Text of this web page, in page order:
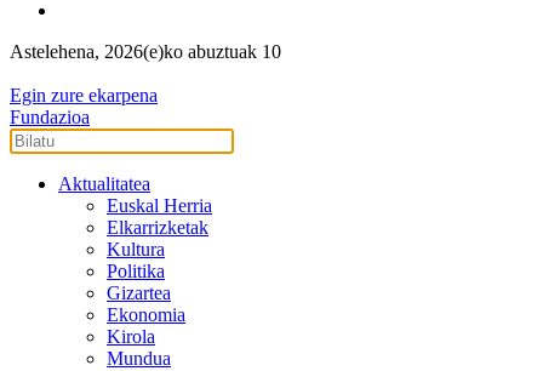
Astelehena, 2026(e)ko abuztuak 10
Egin zure ekarpena
Fundazioa
Aktualitatea
Euskal Herria
Elkarrizketak
Kultura
Politika
Gizartea
Ekonomia
Kirola
Mundua